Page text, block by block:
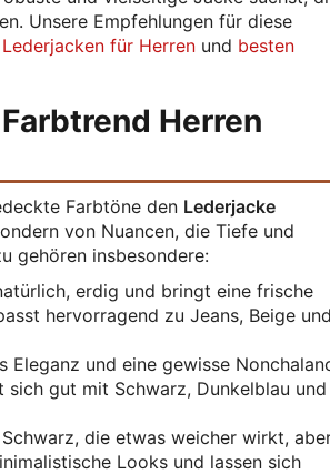
Unsere Empfehlungen für diese
für Herren und besten
Herren
Farbtöne den Lederjacke
von Nuancen, die Tiefe und
gehören insbesondere:
erdig und bringt eine frische
hervorragend zu Jeans, Beige und
Eleganz und eine gewisse
gut mit Schwarz, Dunkelblau und
die etwas weicher wirkt,
Looks und lassen sich